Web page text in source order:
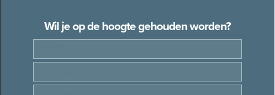
Wil je op de hoogte gehouden worden?